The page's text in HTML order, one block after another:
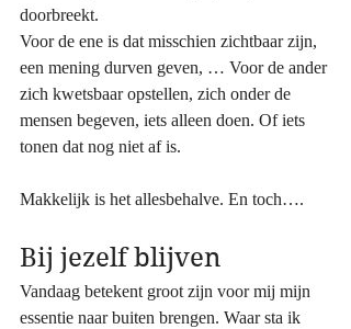
doorbreekt.
Voor de ene is dat misschien zichtbaar zijn,
een mening durven geven, … Voor de ander
zich kwetsbaar opstellen, zich onder de
mensen begeven, iets alleen doen. Of iets
tonen dat nog niet af is.
Makkelijk is het allesbehalve. En toch….
Bij jezelf blijven
Vandaag betekent groot zijn voor mij mijn
essentie naar buiten brengen. Waar sta ik